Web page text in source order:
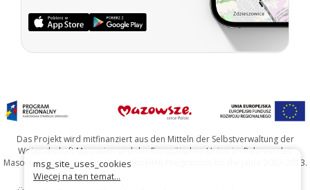
Das Projekt wird mitfinanziert aus den Mitteln der Selbstverwaltung der
Woiwodschaft Masowien und der Europäischen Union im Rahmen des
Masowischen Regionalen Operationellen Programms für die Jahre 2007-2013.
msg_site_uses_cookies
Więcej na ten temat...